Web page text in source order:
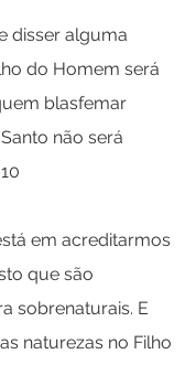
disser alguma
do Homem será
blasfemar
não será
em acreditarmos
que são
sobrenaturais. E
naturezas no Filho